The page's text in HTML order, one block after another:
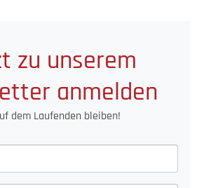
zu unserem
anmelden
dem Laufenden bleiben!